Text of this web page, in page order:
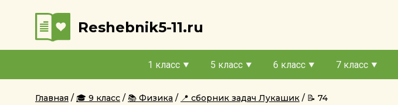
Reshebnik5-11.ru
1 класс 5 класс 6 класс 7 класс
Главная 🎓 9 класс 📚 Физика 📍 сборник задач Лукашик 📝 74